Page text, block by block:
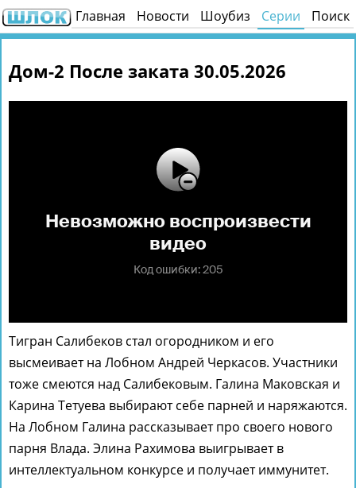
Главная Новости Шоубиз Серии Поиск
Дом-2 После заката 30.05.2026
Тигран Салибеков стал огородником и его
высмеивает на Лобном Андрей Черкасов. Участники
тоже смеются над Салибековым. Галина Маковская и
Карина Тетуева выбирают себе парней и наряжаются.
На Лобном Галина рассказывает про своего нового
парня Влада. Элина Рахимова выигрывает в
интеллектуальном конкурсе и получает иммунитет.